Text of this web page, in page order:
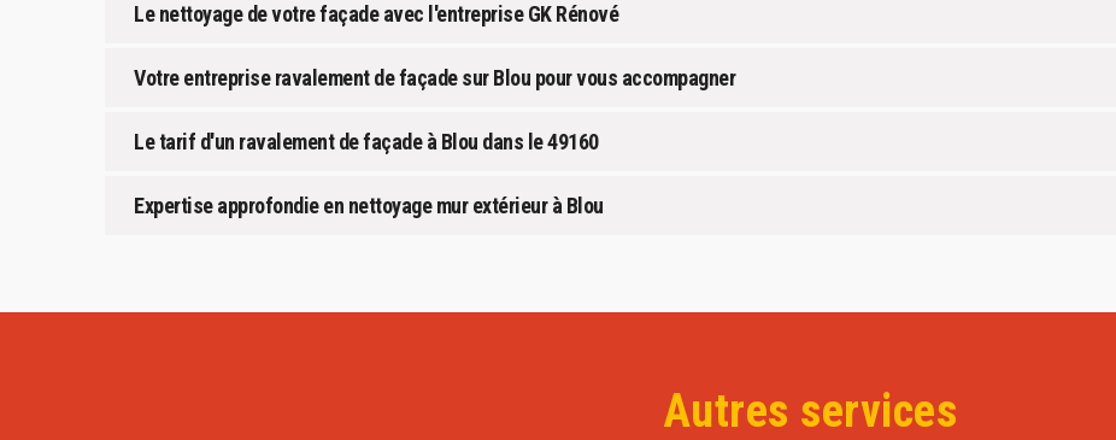
Le nettoyage de votre façade avec l'entreprise GK Rénové
Votre entreprise ravalement de façade sur Blou pour vous accompagner
Le tarif d'un ravalement de façade à Blou dans le 49160
Expertise approfondie en nettoyage mur extérieur à Blou
Autres services